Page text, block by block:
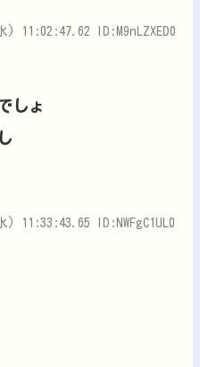
) 11:02:47.62 ID:M9nLZXED0
しょ
) 11:33:43.65 ID:NWFgC1UL0